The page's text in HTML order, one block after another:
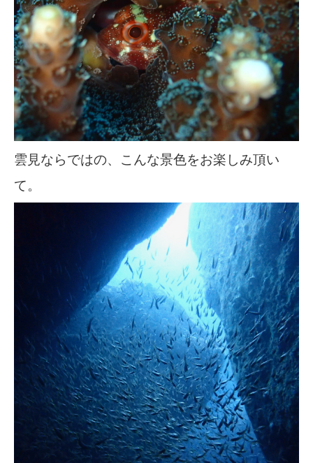
雲見ならではの、こんな景色をお楽しみ頂い
て。